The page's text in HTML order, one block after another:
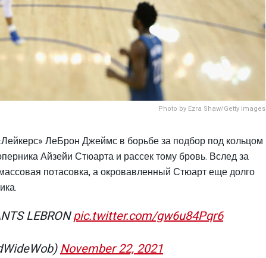
Photo by Ezra Shaw/Getty Images
ЛеБрон Джеймс в борьбе за подбор под кольцом
Айзейи Стюарта и рассек тому бровь. Вслед за
потасовка, а окровавленный Стюарт еще долго
LEBRONpic.twitter.com/gw6u84Pqr6
November 22, 2021